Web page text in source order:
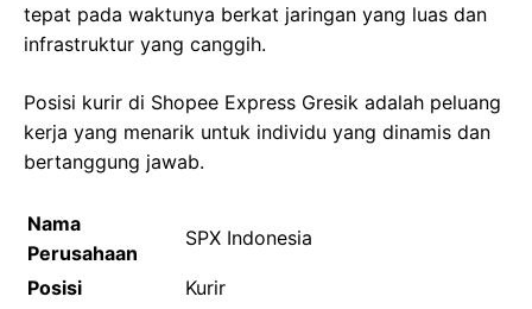
tepat pada waktunya berkat jaringan yang luas dan
infrastruktur yang canggih.
Posisi kurir di Shopee Express Gresik adalah peluang
kerja yang menarik untuk individu yang dinamis dan
bertanggung jawab.
Nama
Perusahaan
SPX Indonesia
Posisi Kurir